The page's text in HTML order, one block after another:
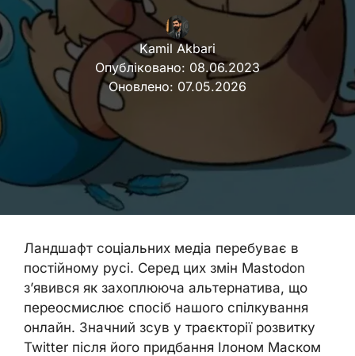
Kamil Akbari
Опубліковано: 08.06.2023
Оновлено: 07.05.2026
Ландшафт соціальних медіа перебуває в
постійному русі. Серед цих змін Mastodon
з’явився як захоплююча альтернатива, що
переосмислює спосіб нашого спілкування
онлайн. Значний зсув у траєкторії розвитку
Twitter після його придбання Ілоном Маском